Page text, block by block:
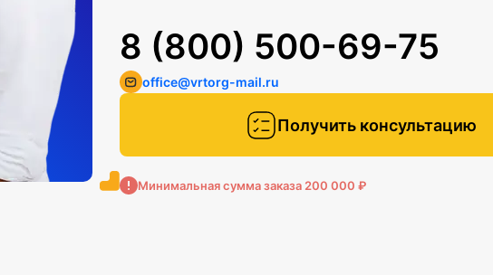
Получить консультацию
8 (800) 500-69-75
office@vrtorg-mail.ru
Минимальная сумма заказа 200 000 ₽